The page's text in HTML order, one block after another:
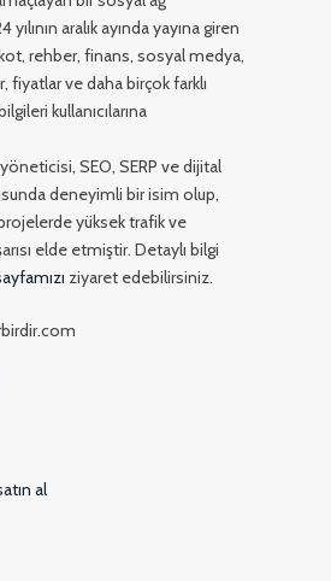
aralık ayında yayına giren
rehber, finans, sosyal medya,
fiyatlar ve daha birçok farklı
kullanıcılarına
SEO, SERP ve dijital
deneyimli bir isim olup,
yüksek trafik ve
elde etmiştir. Detaylı bilgi
ziyaret edebilirsiniz.
al